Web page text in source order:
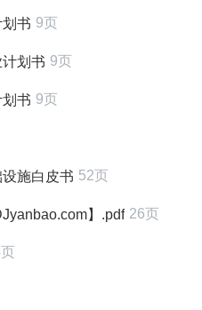
书 9页
划书 9页
书 9页
施白皮书 52页
】.pdf 26页